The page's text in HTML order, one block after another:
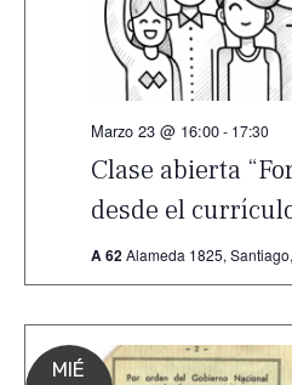
Clase abierta
desde el
Marzo 23 @ 16:00- 17:30
A 62Alameda 1825,
MIÉ